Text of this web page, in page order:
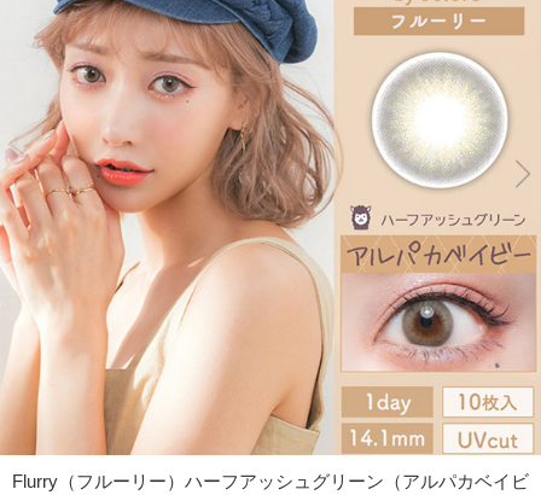
Flurry（フルーリー）ハーフアッシュグリーン（アルパカベイビ